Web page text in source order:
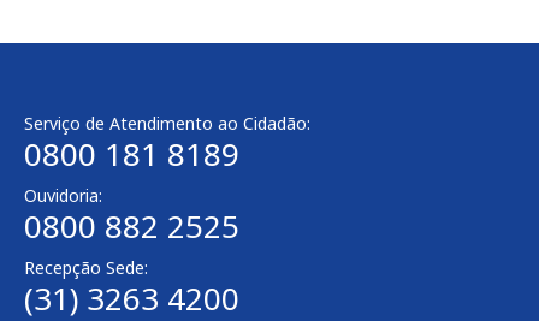
Serviço de Atendimento ao Cidadão:
0800 181 8189
Ouvidoria:
0800 882 2525
Recepção Sede:
(31) 3263 4200